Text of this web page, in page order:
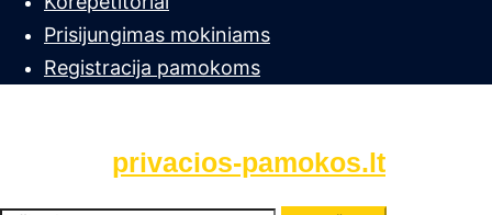
Prisijungimas mokiniams
Registracija pamokoms
privacios-pamokos.lt